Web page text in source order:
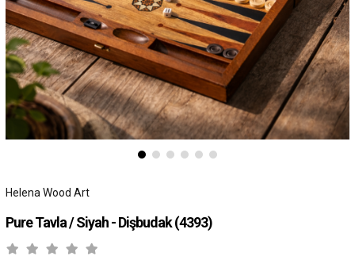
Helena Wood Art
Pure Tavla / Siyah - Dişbudak(4393)